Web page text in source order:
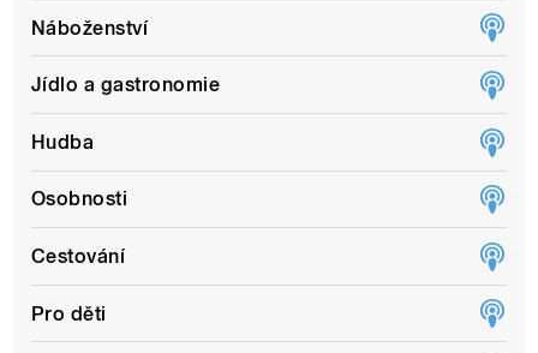
Náboženství
Jídlo a gastronomie
Hudba
Osobnosti
Cestování
Pro děti